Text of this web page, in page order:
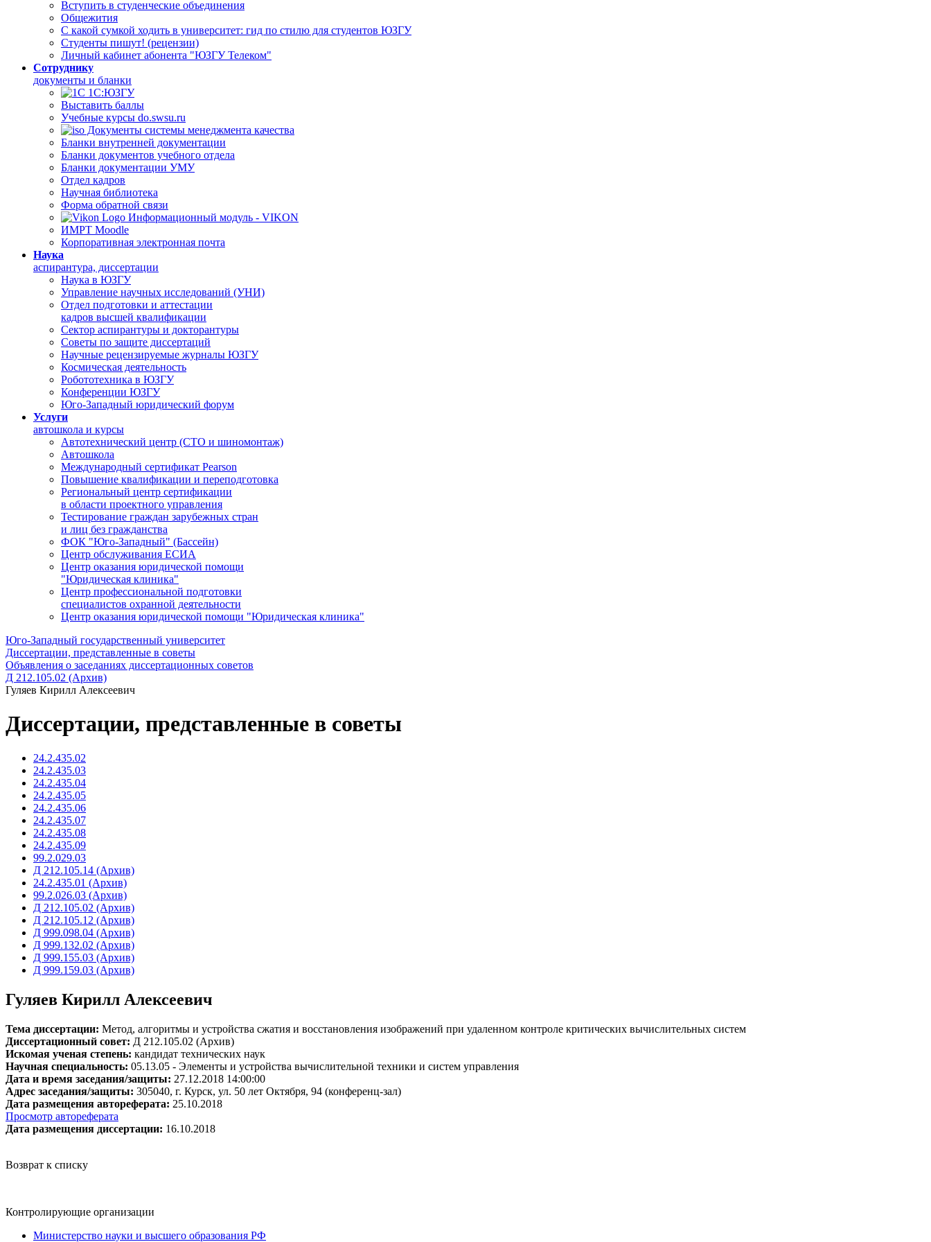
Вступить в студенческие объединения
Общежития
С какой сумкой ходить в университет: гид по стилю для студентов ЮЗГУ
Студенты пишут! (рецензии)
Личный кабинет абонента "ЮЗГУ Телеком"
Сотруднику
документы и бланки
1С:ЮЗГУ
Выставить баллы
Учебные курсы do.swsu.ru
Документы системы менеджмента качества
Бланки внутренней документации
Бланки документов учебного отдела
Бланки документации УМУ
Отдел кадров
Научная библиотека
Форма обратной связи
Информационный модуль - VIKON
ИМРТ Moodle
Корпоративная электронная почта
Наука
аспирантура, диссертации
Наука в ЮЗГУ
Управление научных исследований (УНИ)
Отдел подготовки и аттестации
кадров высшей квалификации
Сектор аспирантуры и докторантуры
Советы по защите диссертаций
Научные рецензируемые журналы ЮЗГУ
Космическая деятельность
Робототехника в ЮЗГУ
Конференции ЮЗГУ
Юго-Западный юридический форум
Услуги
автошкола и курсы
Автотехнический центр (СТО и шиномонтаж)
Автошкола
Международный сертификат Pearson
Повышение квалификации и переподготовка
Региональный центр сертификации
в области проектного управления
Тестирование граждан зарубежных стран
и лиц без гражданства
ФОК "Юго-Западный" (Бассейн)
Центр обслуживания ЕСИА
Центр оказания юридической помощи
"Юридическая клиника"
Центр профессиональной подготовки
специалистов охранной деятельности
Центр оказания юридической помощи "Юридическая клиника"
Юго-Западный государственный университет
Диссертации, представленные в советы
Объявления о заседаниях диссертационных советов
Д 212.105.02 (Архив)
Гуляев Кирилл Алексеевич
Диссертации, представленные в советы
24.2.435.02
24.2.435.03
24.2.435.04
24.2.435.05
24.2.435.06
24.2.435.07
24.2.435.08
24.2.435.09
99.2.029.03
Д 212.105.14 (Архив)
24.2.435.01 (Архив)
99.2.026.03 (Архив)
Д 212.105.02 (Архив)
Д 212.105.12 (Архив)
Д 999.098.04 (Архив)
Д 999.132.02 (Архив)
Д 999.155.03 (Архив)
Д 999.159.03 (Архив)
Гуляев Кирилл Алексеевич
Тема диссертации: Метод, алгоритмы и устройства сжатия и восстановления изображений при удаленном контроле критических вычислительных систем
Диссертационный совет: Д 212.105.02 (Архив)
Искомая ученая степень: кандидат технических наук
Научная специальность: 05.13.05 - Элементы и устройства вычислительной техники и систем управления
Дата и время заседания/защиты: 27.12.2018 14:00:00
Адрес заседания/защиты: 305040, г. Курск, ул. 50 лет Октября, 94 (конференц-зал)
Дата размещения автореферата: 25.10.2018
Просмотр автореферата
Дата размещения диссертации: 16.10.2018
Возврат к списку
Контролирующие организации
Министерство науки и высшего образования РФ